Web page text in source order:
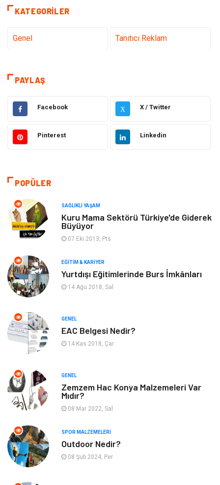
KATEGORILER
Genel Tanıtıcı Reklam
Hukuk Emlak
Otomotiv Sağlıklı Yaşam
Moda
Makine Yeme & İçme
Elektronik
Giyim
Ev Dekorasyon
Finans & Ekonomi
Anne & Çocuk
Gençlik & Eğlence Aksesuar
Evlilik Rehberi fotoğrafçılık
Astroloji
PAYLAŞ
Facebook X X / Twitter
Pinterest Linkedin
POPÜLER
SAĞLIKLI YAŞAM
Kuru Mama Sektörü Türkiye'de Giderek
Büyüyor
07 Eki 2013, Pts
EĞITIM & KARIYER
Yurtdışı Eğitimlerinde Burs İmkânları
14 Ağu 2018, Sal
GENEL
EAC Belgesi Nedir?
14 Kas 2018, Çar
GENEL
Zemzem Hac Konya Malzemeleri Var
Mıdır?
08 Mar 2022, Sal
SPOR MALZEMELERI
Outdoor Nedir?
08 Şub 2024, Per